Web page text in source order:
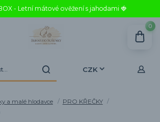
- Letní mátové ověžení s jahodami 🍓
CZK
0
a malé hlodavce
PRO KŘEČKY